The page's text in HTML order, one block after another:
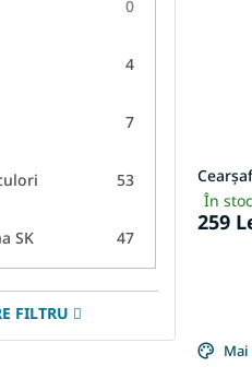
0
4
7
53
SK 47
FILTRU
În
259